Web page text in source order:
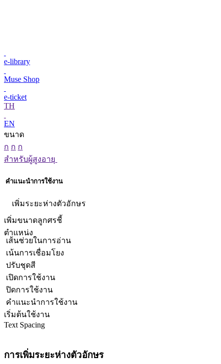
e-library
Muse Shop
e-ticket
TH
EN
ขนาด
ก ก ก
สำหรับผู้สูงอายุ
คำแนะนำการใช้งาน
เพิ่มระยะห่างตัวอักษร
เพิ่มขนาดลูกศรชี้
ตำแหน่ง
เส้นช่วยในการอ่าน
เน้นการเชื่อมโยง
ปรับชุดสี
เปิดการใช้งาน
ปิดการใช้งาน
คำแนะนำการใช้งาน
เริ่มต้นใช้งาน
Text Spacing
การเพิ่มระยะห่างตัวอักษร